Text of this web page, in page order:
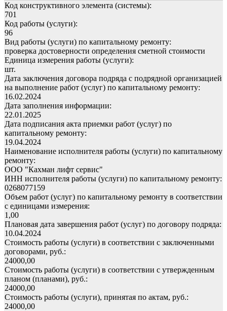
Код конструктивного элемента (системы):
701
Код работы (услуги):
96
Вид работы (услуги) по капитальному ремонту:
проверка достоверности определения сметной стоимости
Единица измерения работы (услуги):
шт.
Дата заключения договора подряда с подрядной организацией
на выполнение работ (услуг) по капитальному ремонту:
16.02.2024
Дата заполнения информации:
22.01.2025
Дата подписания акта приемки работ (услуг) по
капитальному ремонту:
19.04.2024
Наименование исполнителя работы (услуги) по капитальному
ремонту:
ООО "Кахман лифт сервис"
ИНН исполнителя работы (услуги) по капитальному ремонту:
0268077159
Объем работ (услуг) по капитальному ремонту в соответствии
с единицами измерения:
1,00
Плановая дата завершения работ (услуг) по договору подряда:
10.04.2024
Стоимость работы (услуги) в соответствии с заключенными
договорами, руб.:
24000,00
Стоимость работы (услуги) в соответствии с утвержденным
планом (планами), руб.:
24000,00
Стоимость работы (услуги), принятая по актам, руб.:
24000,00